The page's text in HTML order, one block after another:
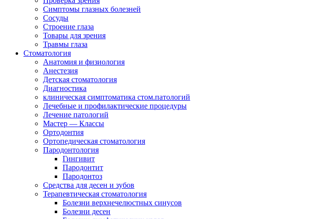
Симптомы глазных болезней
Сосуды
Строение глаза
Товары для зрения
Травмы глаза
Стоматология
Анатомия и физиология
Анестезия
Детская стоматология
Диагностика
клиническая симптоматика стом.патологий
Лечебные и профилактические процедуры
Лечение патологий
Мастер — Классы
Ортодонтия
Ортопедическая стоматология
Пародонтология
Гингивит
Пародонтит
Пародонтоз
Средства для десен и зубов
Терапевтическая стоматология
Болезни верхнечелюстных синусов
Болезни десен